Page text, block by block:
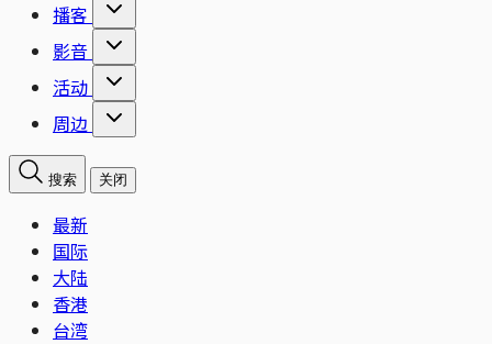
播客
影音
活动
周边
搜索 关闭
最新
国际
大陆
香港
台湾